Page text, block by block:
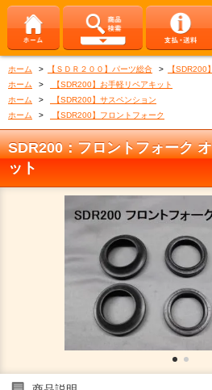
ホーム > 【ＳＤＲ２００】パーツ総合 >
【SDR200
ホーム
>
【SDR200】お手軽リペアキット
ホーム
>
【SDR200】サスペンション
ホーム
> 【SDR200】フロントフォーク
SDR200：フロントフォーク
ット